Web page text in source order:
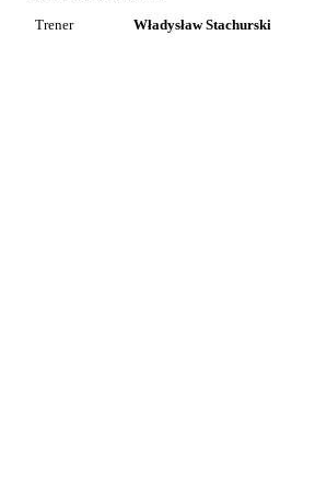
Trener Władysław Stachurski